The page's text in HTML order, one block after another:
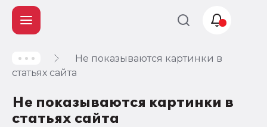
Не показываются картинки в
статьях сайта
Не показываются картинки в
статьях сайта
Учет и
налогообложение
Автоматизация